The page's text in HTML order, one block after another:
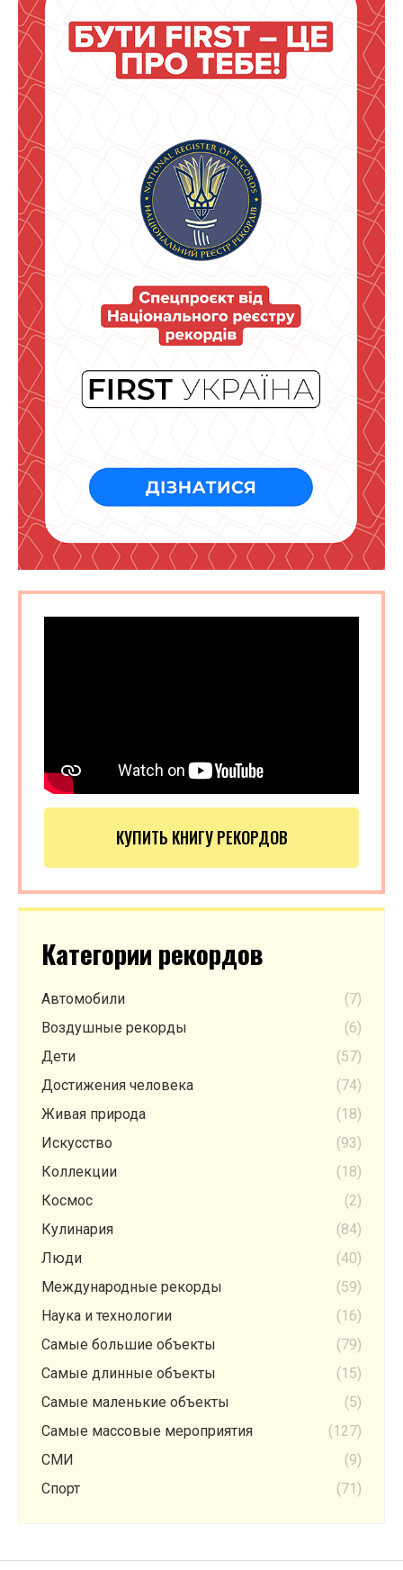
КУПИТЬ КНИГУ РЕКОРДОВ
Категории рекордов
Автомобили
(7)
Воздушные рекорды
(6)
Дети
(57)
Достижения человека
(74)
Живая природа
(18)
Искусство
(93)
Коллекции
(18)
Космос
(2)
Кулинария
(84)
Люди
(40)
Международные рекорды
(59)
Наука и технологии
(16)
Самые большие объекты
(79)
Самые длинные объекты
(15)
Самые маленькие объекты
(5)
Самые массовые мероприятия
(127)
СМИ
(9)
Спорт
(71)